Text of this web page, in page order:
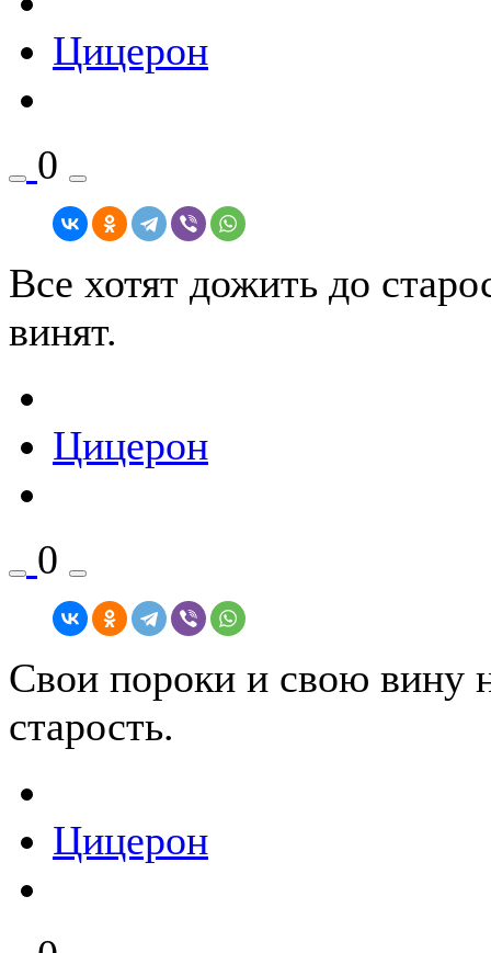
Цицерон
0
Все хотят дожить до
винят.
Цицерон
0
Свои пороки и свою вину
старость.
Цицерон